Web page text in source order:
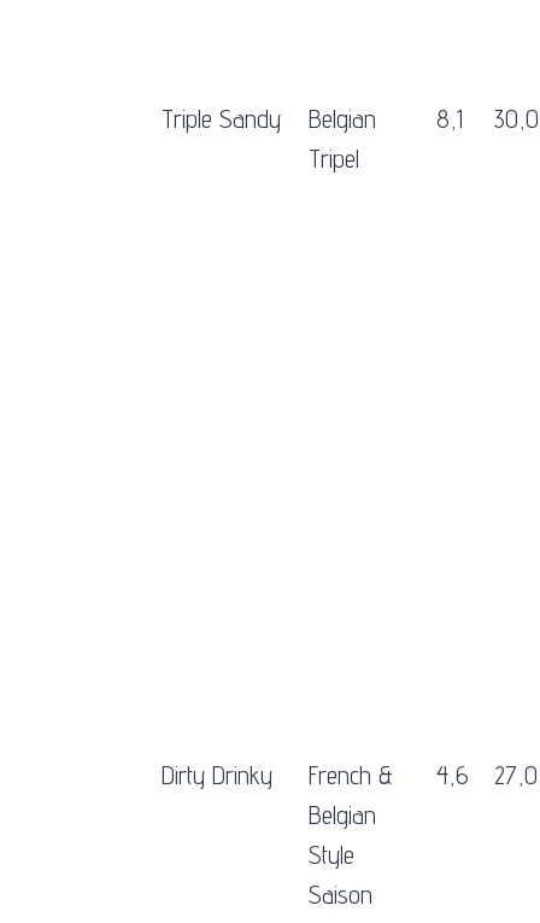
Triple Sandy
Belgian
Tripel
8,1 30,0
Dirty Drinky
French &
Belgian
Style
Saison
4,6 27,0